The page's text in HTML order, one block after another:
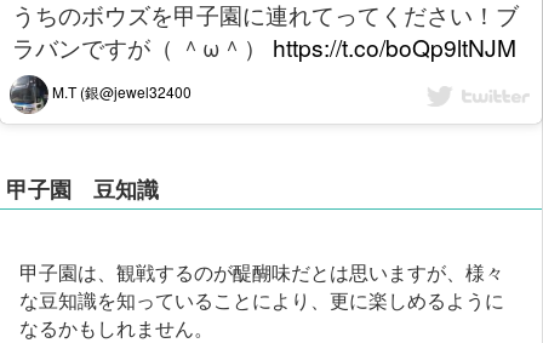
うちのボウズを甲子園に連れてってください！ブ
ラバンですが（ ＾ω＾） https://t.co/boQp9ltNJM
M.T (銀@jewel32400
甲子園 豆知識
甲子園は、観戦するのが醍醐味だとは思いますが、様々
な豆知識を知っていることにより、更に楽しめるように
なるかもしれません。